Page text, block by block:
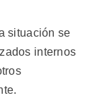
situación se
internos